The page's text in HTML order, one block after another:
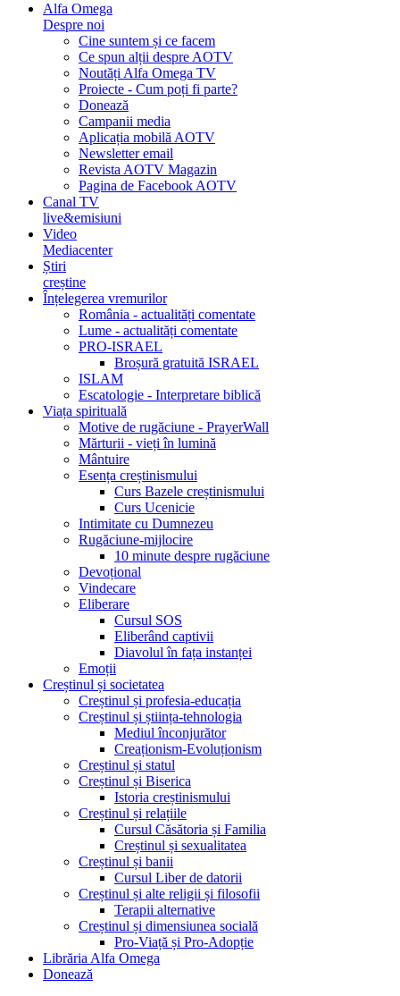
Alfa Omega
Despre noi
Cine suntem și ce facem
Ce spun alții despre AOTV
Noutăți Alfa Omega TV
Proiecte - Cum poți fi parte?
Donează
Campanii media
Aplicația mobilă AOTV
Newsletter email
Revista AOTV Magazin
Pagina de Facebook AOTV
Canal TV
live&emisiuni
Video
Mediacenter
Știri
creștine
Înțelegerea vremurilor
România - actualități comentate
Lume - actualități comentate
PRO-ISRAEL
Broșură gratuită ISRAEL
ISLAM
Escatologie - Interpretare biblică
Viața spirituală
Motive de rugăciune - PrayerWall
Mărturii - vieți în lumină
Mântuire
Esența creștinismului
Curs Bazele creștinismului
Curs Ucenicie
Intimitate cu Dumnezeu
Rugăciune-mijlocire
10 minute despre rugăciune
Devoțional
Vindecare
Eliberare
Cursul SOS
Eliberând captivii
Diavolul în fața instanței
Emoții
Creștinul și societatea
Creștinul și profesia-educația
Creștinul și știința-tehnologia
Mediul înconjurător
Creaționism-Evoluționism
Creștinul și statul
Creștinul și Biserica
Istoria creștinismului
Creștinul și relațiile
Cursul Căsătoria și Familia
Creștinul și sexualitatea
Creștinul și banii
Cursul Liber de datorii
Creștinul și alte religii și filosofii
Terapii alternative
Creștinul și dimensiunea socială
Pro-Viață și Pro-Adopție
Librăria Alfa Omega
Donează